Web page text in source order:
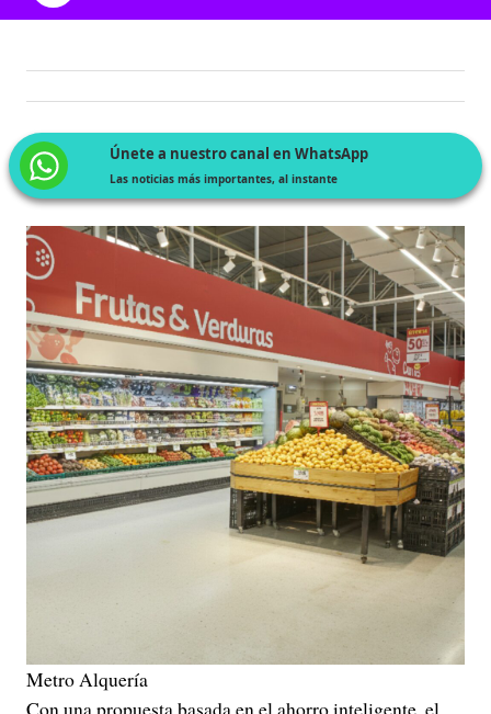
Únete a nuestro canal en WhatsApp
Las noticias más importantes, al instante
Metro Alquería